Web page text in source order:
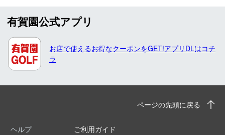
有賀園公式アプリ
お店で使えるお得なクーポンをGET!アプリDLはコチ
ラ
ページの先頭に戻る
ヘルプ
ご利用ガイド